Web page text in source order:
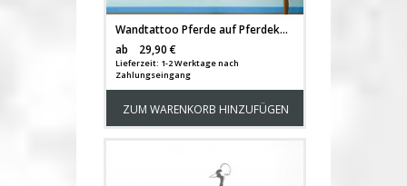
Wandtattoo Pferde auf Pferdekoppel mit Wunschnamen M1433c
ab
29,90 €
Lieferzeit: 1-2 Werktage nach
Zahlungseingang
ZUM WARENKORB HINZUFÜGEN